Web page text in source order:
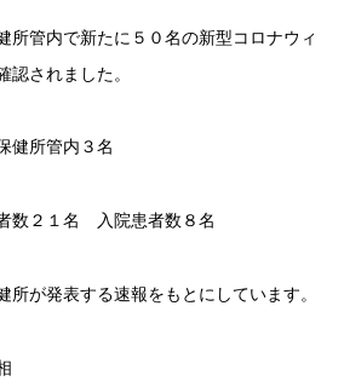
所管内で新たに５０名の新型コロナウィ
認されました。
健所管内３名
数２１名 入院患者数８名
所が発表する速報をもとにしています。